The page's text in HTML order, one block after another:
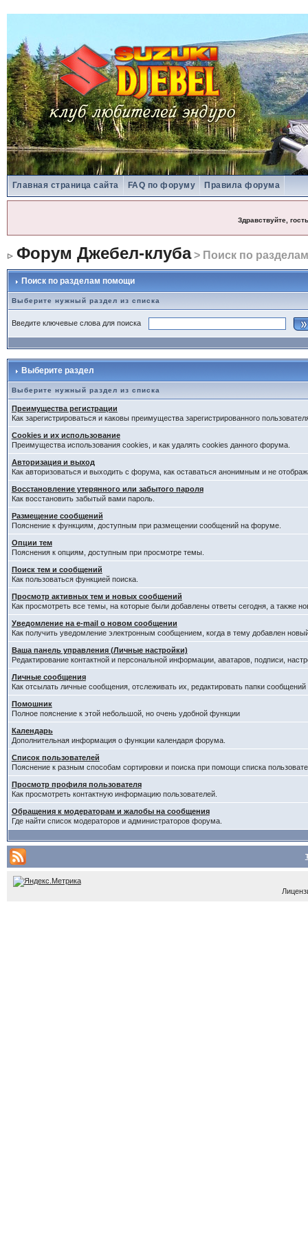
Главная страница сайта FAQ по форуму Правила форума
Здравствуйте, гость
Форум Джебел-клуба> Поиск по
Поиск по разделам помощи
Выберите нужный раздел из списка
Введите ключевые слова для поиска
Выберите раздел
Выберите нужный раздел из списка
Преимущества регистрации
Как зарегистрироваться и каковы преимущества зарегистрированного
Cookies и их использование
Преимущества использования cookies, и как удалять cookies данного форума.
Авторизация и выход
Как авторизоваться и выходить с форума, как оставаться анонимным и не
Восстановление утерянного или забытого пароля
Как восстановить забытый вами пароль.
Размещение сообщений
Пояснение к функциям, доступным при размещении сообщений на форуме.
Опции тем
Пояснения к опциям, доступным при просмотре темы.
Поиск тем и сообщений
Как пользоваться функцией поиска.
Просмотр активных тем и новых сообщений
Как просмотреть все темы, на которые были добавлены ответы сегодня, а также
Уведомление на е-mail о новом сообщении
Как получить уведомление электронным сообщением, когда в тему добавлен
Ваша панель управления (Личные настройки)
Редактирование контактной и персональной информации, аватаров, подписи,
Личные сообщения
Как отсылать личные сообщения, отслеживать их, редактировать папки
Помошник
Полное пояснение к этой небольшой, но очень удобной функции
Календарь
Дополнительная информация о функции календаря форума.
Список пользователей
Пояснение к разным способам сортировки и поиска при помощи списка
Просмотр профиля пользователя
Как просмотреть контактную информацию пользователей.
Обращения к модераторам и жалобы на сообщения
Где найти список модераторов и администраторов форума.